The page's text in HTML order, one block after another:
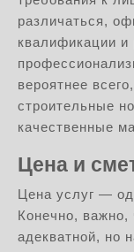
различаться,
квалификации
вероятнее
строительные
качественные
Цена и
Цена услуг —
Конечно,
адекватной, но